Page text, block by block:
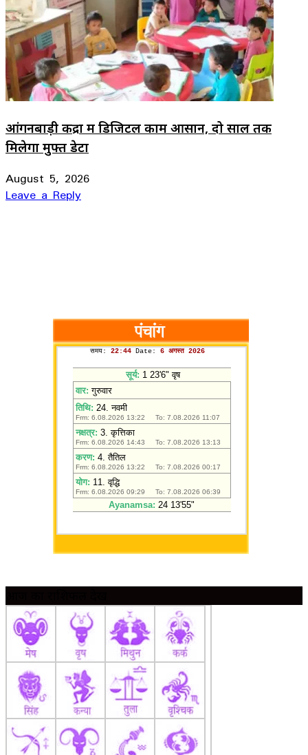
आंगनबाड़ी केंद्रों में डिजिटल काम आसान, दो साल तक
मिलेगा मुफ्त डेटा
August 5, 2026
Leave a Reply